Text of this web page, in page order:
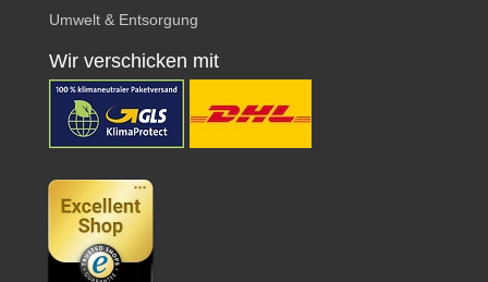
Umwelt & Entsorgung
Wir verschicken mit